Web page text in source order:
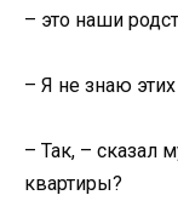
– это наши
– Я не знаю
– Так, – сказал
квартиры?